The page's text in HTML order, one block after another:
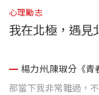
心理勵志
我在北極，遇見
楊力州,陳琡分《青
那當下我非常難過，